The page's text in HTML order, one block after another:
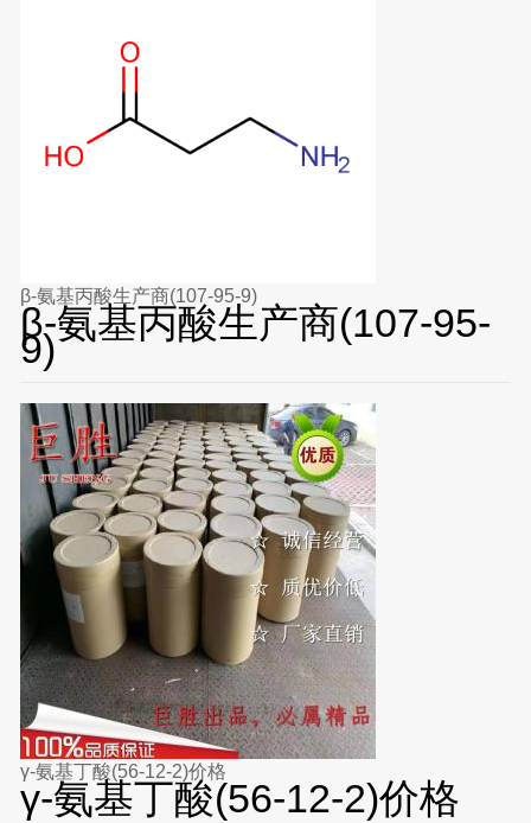
β-氨基丙酸生产商(107-95-9)
β-氨基丙酸生产商(107-95-
9)
γ-氨基丁酸(56-12-2)价格
γ-氨基丁酸(56-12-2)价格